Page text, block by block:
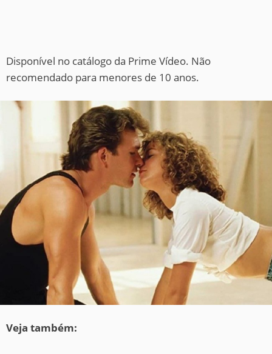
Disponível no catálogo da Prime Vídeo. Não
recomendado para menores de 10 anos.
Veja também: